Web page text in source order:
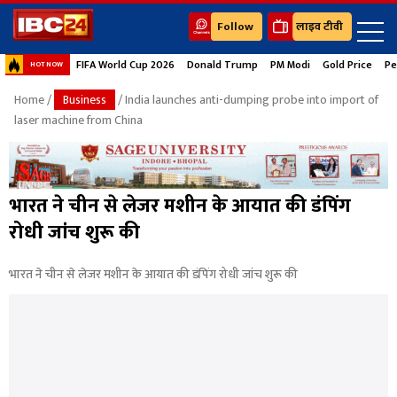
Follow लाइव टीवी
HOT NOW FIFA World Cup 2026 Donald Trump PM Modi Gold Price
Home/ Business
/ India launches anti-dumping probe into import of
laser machine from China
भारत ने चीन से लेजर मशीन के आयात की डंपिंग
रोधी जांच शुरू की
भारत ने चीन से लेजर मशीन के आयात की डंपिंग रोधी जांच शुरू की